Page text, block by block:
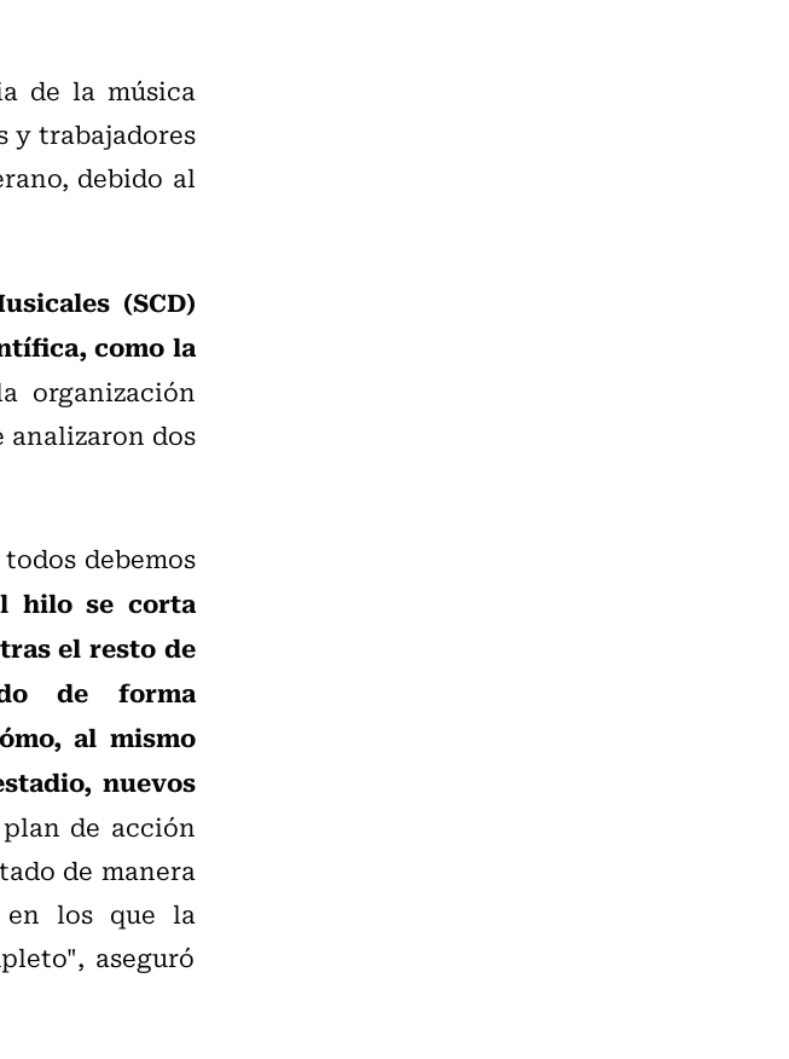
de la música
y trabajadores
debido al
(SCD)
como la
organización
analizaron dos
debemos
hilo se corta
el resto de
de forma
al mismo
nuevos
de acción
de manera
en los que la
aseguró